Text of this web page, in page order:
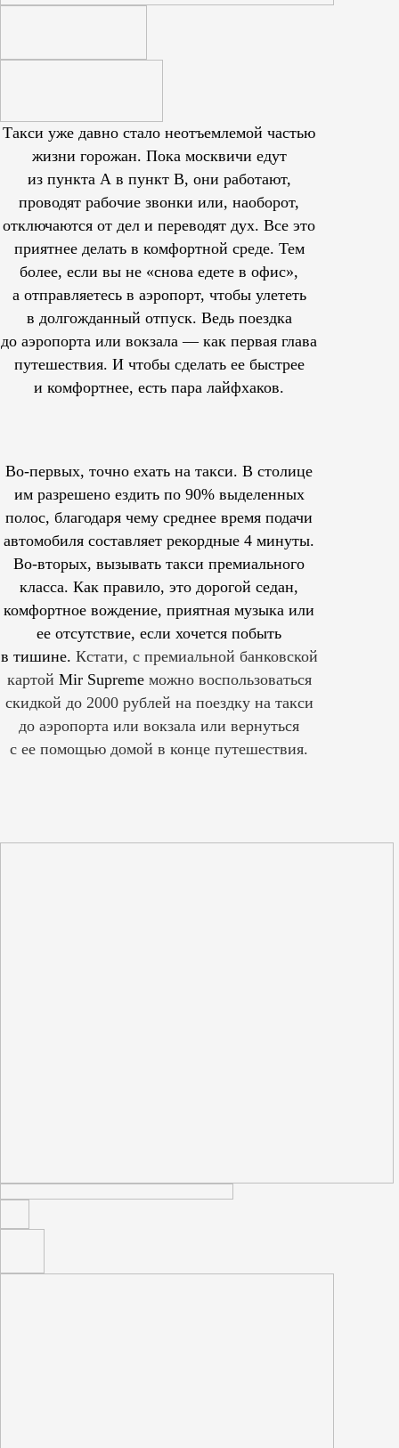
Такси уже давно стало неотъемлемой частью
жизни горожан. Пока москвичи едут
из пункта А в пункт В, они работают,
проводят рабочие звонки или, наоборот,
отключаются от дел и переводят дух. Все это
приятнее делать в комфортной среде. Тем
более, если вы не «снова едете в офис»,
а отправляетесь в аэропорт, чтобы улететь
в долгожданный отпуск. Ведь поездка
до аэропорта или вокзала — как первая глава
путешествия. И чтобы сделать ее быстрее
и комфортнее, есть пара лайфхаков.
Во-первых, точно ехать на такси. В столице
им разрешеноездить по 90% выделенных
полос, благодаря чему среднее время подачи
автомобиля составляет рекордные 4 минуты.
Во-вторых, вызывать такси премиального
класса. Как правило, это дорогой седан,
комфортное вождение, приятная музыка или
ее отсутствие, если хочется побыть
в тишине. Кстати, с премиальной банковской
картой Mir Supreme можно воспользоваться
скидкой до 2000 рублей на поездку на такси
до аэропорта или вокзала или вернуться
с ее помощью домой в конце путешествия.